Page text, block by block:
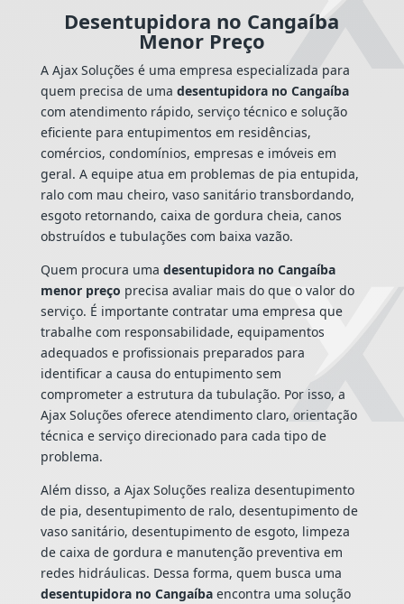
Desentupidora no Cangaíba
Menor Preço
A Ajax Soluções é uma empresa especializada para
quem precisa de uma desentupidora no Cangaíba
com atendimento rápido, serviço técnico e solução
eficiente para entupimentos em residências,
comércios, condomínios, empresas e imóveis em
geral. A equipe atua em problemas de pia entupida,
ralo com mau cheiro, vaso sanitário transbordando,
esgoto retornando, caixa de gordura cheia, canos
obstruídos e tubulações com baixa vazão.
Quem procura uma desentupidora no Cangaíba
menor preço precisa avaliar mais do que o valor do
serviço. É importante contratar uma empresa que
trabalhe com responsabilidade, equipamentos
adequados e profissionais preparados para
identificar a causa do entupimento sem
comprometer a estrutura da tubulação. Por isso, a
Ajax Soluções oferece atendimento claro, orientação
técnica e serviço direcionado para cada tipo de
problema.
Além disso, a Ajax Soluções realiza desentupimento
de pia, desentupimento de ralo, desentupimento de
vaso sanitário, desentupimento de esgoto, limpeza
de caixa de gordura e manutenção preventiva em
redes hidráulicas. Dessa forma, quem busca uma
desentupidora no Cangaíbaencontra uma solução